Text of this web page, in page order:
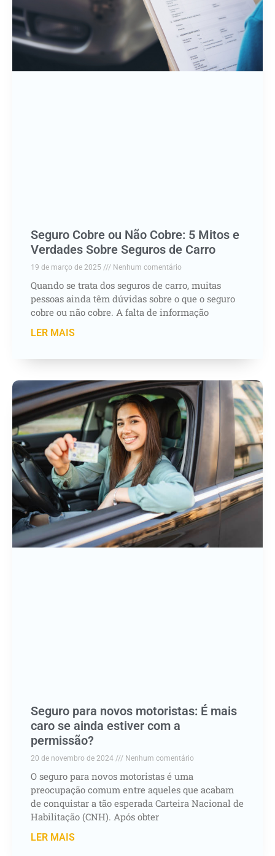
Seguro Cobre ou Não Cobre: 5 Mitos e
Verdades Sobre Seguros de Carro
19 de março de 2025 Nenhum comentário
Quando se trata dos seguros de carro, muitas
pessoas ainda têm dúvidas sobre o que o seguro
cobre ou não cobre. A falta de informação
LER MAIS
Seguro para novos motoristas: É mais
caro se ainda estiver com a
permissão?
20 de novembro de 2024 Nenhum comentário
O seguro para novos motoristas é uma
preocupação comum entre aqueles que acabam
de conquistar a tão esperada Carteira Nacional de
Habilitação (CNH). Após obter
LER MAIS